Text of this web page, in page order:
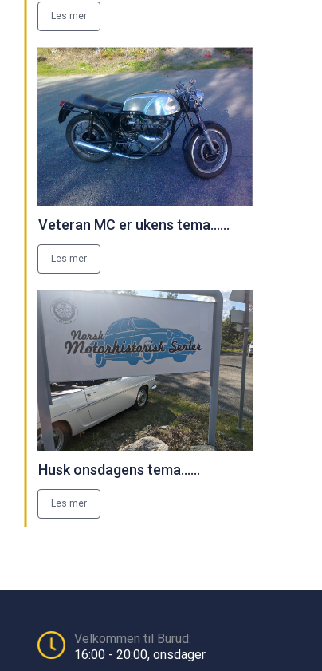
Les mer
Veteran MC er ukens tema......
Les mer
Husk onsdagens tema......
Les mer
Velkommen til Burud:
16:00 - 20:00, onsdager